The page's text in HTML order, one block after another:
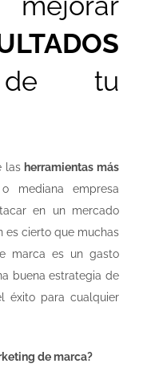
tu
las herramientas más
mediana empresa
en un mercado
es cierto que muchas
marca es un gasto
buena estrategia de
éxito para cualquier
de marca?